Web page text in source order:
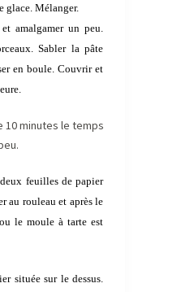
glace. Mélanger.
et amalgamer un peu.
Sabler la pâte
en boule. Couvrir et
minutes le temps
feuilles de papier
au rouleau et après le
le moule à tarte est
située sur le dessus.